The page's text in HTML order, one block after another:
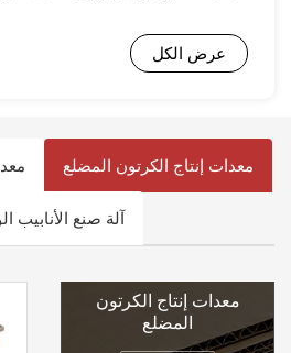
عرض الكل
معدات إنتاج الكرتون المضلع
آلة صنع الأنابيب
معدات إنتاج الكرتون
المضلع